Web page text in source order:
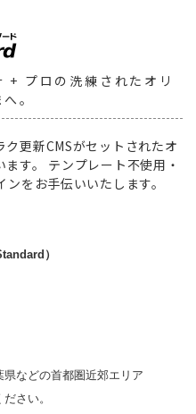
+ プロの洗練されたオリ
。
更新CMSがセットされたオ
す。
テンプレート不使用・
をお手伝いいたします。
）
などの首都圏近郊エリア
さい。